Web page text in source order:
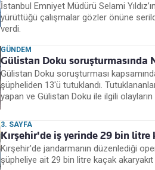
İstanbul Emniyet Müdürü Selami
yürüttüğü çalışmalar gözler önüne
verdi.
GÜNDEM
Gülistan Doku soruşturmasında
Gülistan Doku soruşturması
şüpheliden 13'ü tutuklandı.
yapan ve Gülistan Doku ile ilgili
3. SAYFA
Kırşehir'de iş yerinde 29 bin
Kırşehir'de jandarmanın düzenlediği
şüpheliye ait 29 bin litre kaçak